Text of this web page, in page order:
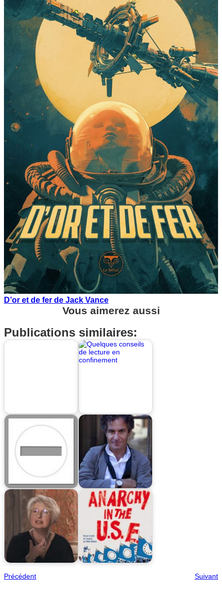
D’or et de fer de Jack Vance
Vous aimerez aussi
Publications similaires:
Précédent Suivant